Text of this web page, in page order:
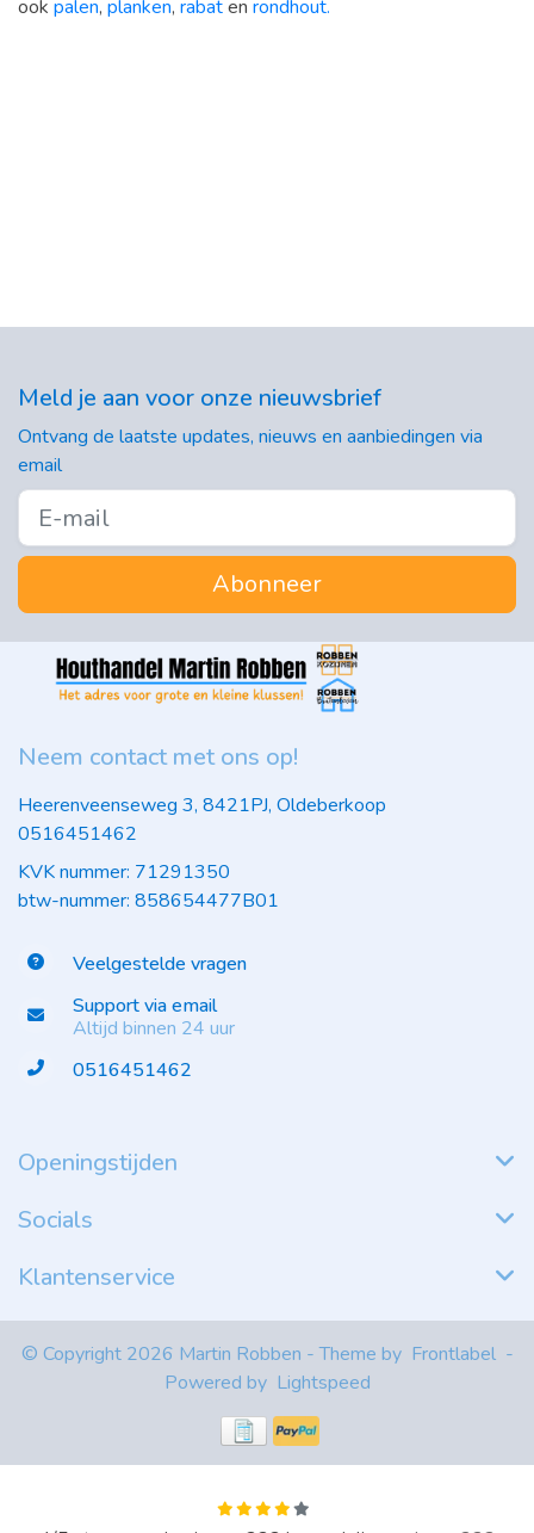
ook palen, planken, rabaten rondhout.
Meld je aan voor onze nieuwsbrief
Ontvang de laatste updates, nieuws en aanbiedingen via
email
Abonneer
Neem contact met ons op!
Heerenveenseweg 3, 8421PJ, Oldeberkoop
0516451462
KVK nummer: 71291350
btw-nummer: 858654477B01
Veelgestelde vragen
Support via email
Altijd binnen 24 uur
0516451462
Openingstijden
Socials
Klantenservice
© Copyright 2026 Martin Robben - Theme by Frontlabel -
Powered by Lightspeed